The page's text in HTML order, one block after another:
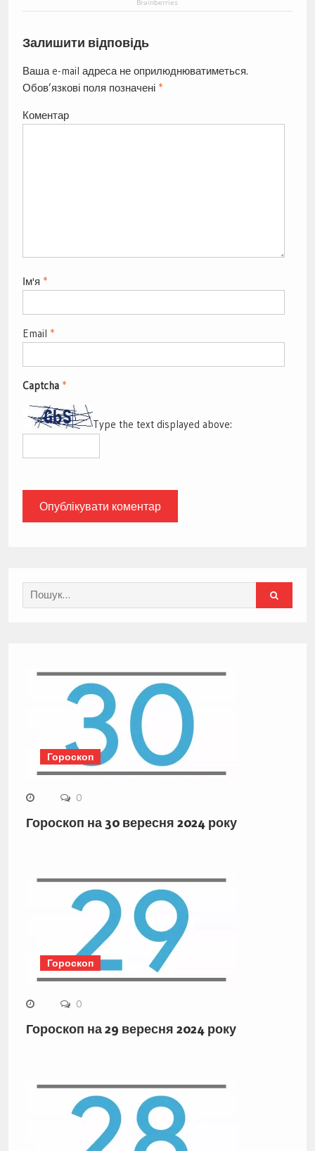
Залишити відповідь
Ваша e-mail адреса не оприлюднюватиметься.
Обов’язкові поля позначені *
Коментар
Ім'я *
Email *
Captcha *
Type the text displayed above:
Search
for:
Гороскоп
0
Гороскоп на 30 вересня 2024 року
Гороскоп
0
Гороскоп на 29 вересня 2024 року